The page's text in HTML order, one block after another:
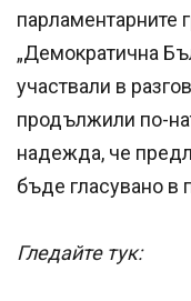
парламентарните
„Демократична
участвали в
продължили по-
надежда, че
бъде гласувано в
Гледайте тук: